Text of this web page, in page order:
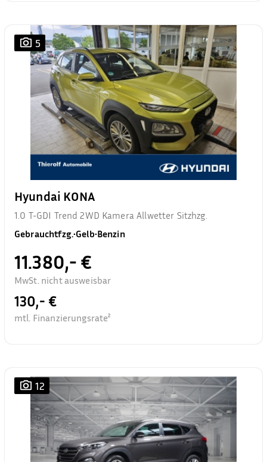
5
Hyundai KONA
1.0 T-GDI Trend 2WD Kamera Allwetter Sitzhzg.
Gebrauchtfzg.•Gelb•Benzin
11.380,- €
MwSt. nicht ausweisbar
130,- €
mtl. Finanzierungsrate²
12